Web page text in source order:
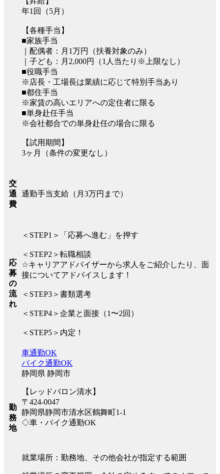
年1回（5月）
【各種手当】
■家族手当
｜配偶者：月1万円（扶養対象のみ）
｜子ども：月2,000円（1人当たり※上限なし）
■役職手当
※店長・工場長は業績に応じて特別手当あり
■都住手当
※家賃の高いエリアへの定住者に限る
■単身赴任手当
※会社都合での単身赴任の場合に限る
【試用期間】
3ヶ月（条件の変更なし）
交
通
費
通勤手当支給（月3万円まで）
応
募
の
流
れ
＜STEP1＞「応募へ進む」を押す
＜STEP2＞転職相談
☆キャリアアドバイザーから求人をご紹介したり、面
接についてアドバイスします！
＜STEP3＞書類選考
＜STEP4＞企業と面接（1〜2回）
＜STEP5＞内定！
勤
務
地
車通勤OK
バイク通勤OK
静岡県 静岡市
【レッドバロン清水】
〒424-0047
静岡県静岡市清水区鶴舞町1-1
◇車・バイク通勤OK
就業場所：勤務地、その他会社が指定する範囲